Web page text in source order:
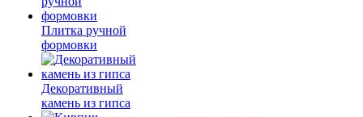
Плитка ручной
формовки
Декоративный
камень из гипса